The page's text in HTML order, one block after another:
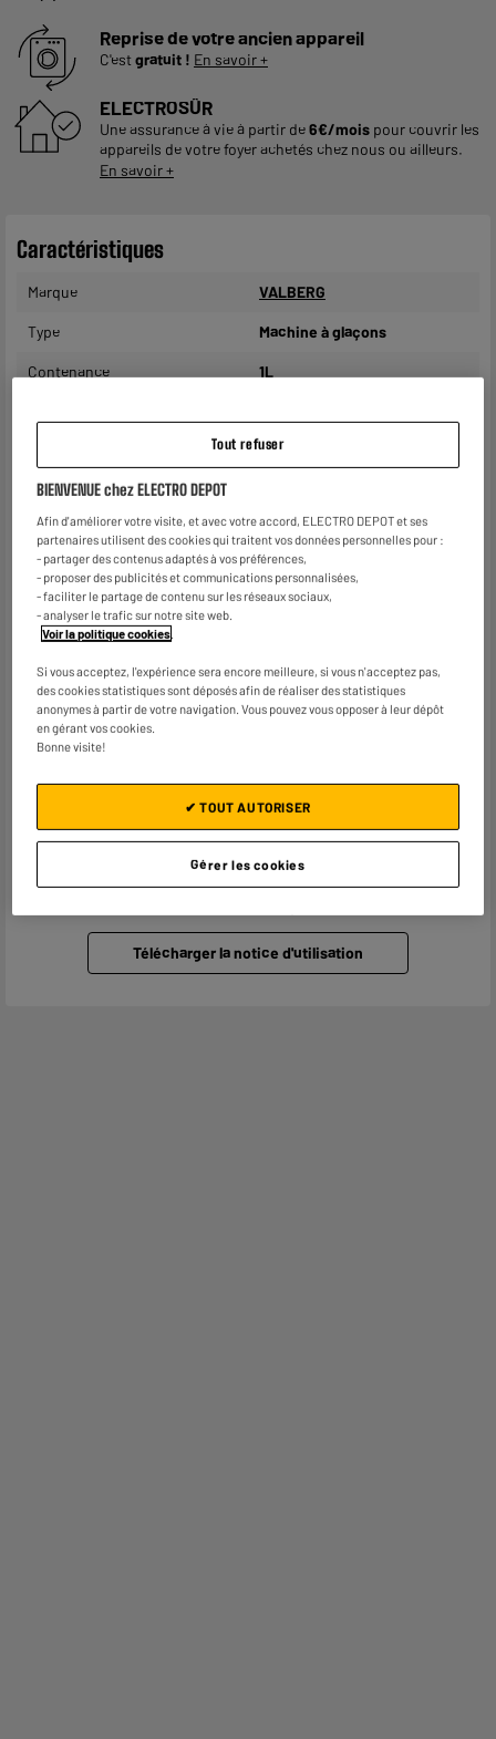
Reprise de votre ancien appareil
C'estgratuit ! En savoir +
ELECTROSÛR
Une assurance à vie à partir de6€/mois pour couvrir les
appareils de votre foyer achetés chez nous ou ailleurs.
En savoir +
Caractéristiques
Marque VALBERG
Type Machine à glaçons
Contenance 1L
Poids brut 7,2kg
Dimensions colis
H 29,7 cm x L 24 cm x P 32,4
cm
Dimensions produit
H 26,9 cm x L 20,5 cm x P
28,2 cm
Nom du fabricant, raison
Adresse postale
1 ROUTE DE VENDEVILLE
59155 FACHES THUMESNIL
T.ELECTRODEPOT.FR
Télécharger la notice d'utilisation
Tout refuser
BIENVENUE chez ELECTRO DEPOT
Afin d'améliorer votre visite, et avec votre accord, ELECTRO DEPOT et ses
partenaires utilisent des cookies qui traitent vos données personnelles pour :
- partager des contenus adaptés à vos préférences,
- proposer des publicités et communications personnalisées,
- faciliter le partage de contenu sur les réseaux sociaux,
- analyser le trafic sur notre site web.
Voir la politique cookies.
Si vous acceptez, l'expérience sera encore meilleure, si vous n'acceptez pas,
des cookies statistiques sont déposés afin de réaliser des statistiques
anonymes à partir de votre navigation. Vous pouvez vous opposer à leur dépôt
en gérant vos cookies.
Bonne visite!
Gérer les cookies
✔ TOUT AUTORISER